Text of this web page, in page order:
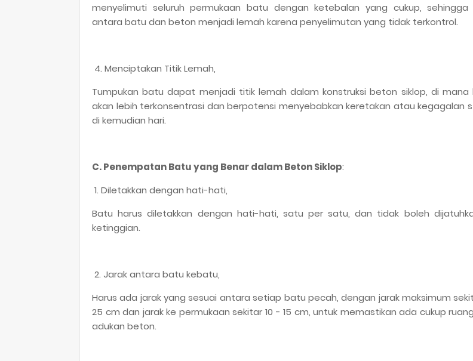
menyelimuti seluruh permukaan batu dengan ketebalan yang cukup, sehingga
antara batu dan beton menjadi lemah karena penyelimutan yang tidak terkontrol.
4. Menciptakan Titik Lemah,
Tumpukan batu dapat menjadi titik lemah dalam konstruksi beton siklop, di mana
akan lebih terkonsentrasi dan berpotensi menyebabkan keretakan atau kegagalan
di kemudian hari.
C. Penempatan Batu yang Benar dalam Beton Siklop:
1. Diletakkan dengan hati-hati,
Batu harus diletakkan dengan hati-hati, satu per satu, dan tidak boleh
ketinggian.
2. Jarak antara batu kebatu,
Harus ada jarak yang sesuai antara setiap batu pecah, dengan jarak maksimum
25 cm dan jarak ke permukaan sekitar 10 - 15 cm, untuk memastikan ada cukup
adukan beton.